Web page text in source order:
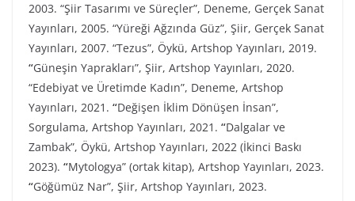
2003. “Şiir Tasarımı ve Süreçler”, Deneme, Gerçek Sanat
Yayınları, 2005. “Yüreği Ağzında Güz”, Şiir, Gerçek Sanat
Yayınları, 2007. “Tezus”, Öykü, Artshop Yayınları, 2019.
“Güneşin Yaprakları”, Şiir, Artshop Yayınları, 2020.
“Edebiyat ve Üretimde Kadın”, Deneme, Artshop
Yayınları, 2021. “Değişen İklim Dönüşen İnsan”,
Sorgulama, Artshop Yayınları, 2021. “Dalgalar ve
Zambak”, Öykü, Artshop Yayınları, 2022 (İkinci Baskı
2023). “Mytologya” (ortak kitap), Artshop Yayınları, 2023.
“Göğümüz Nar”, Şiir, Artshop Yayınları, 2023.